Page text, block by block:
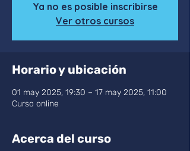
Ya no es posible inscribirse
Ver otros cursos
Horario y ubicación
01 may 2025, 19:30 – 17 may 2025, 11:00
Curso online
Acerca del curso